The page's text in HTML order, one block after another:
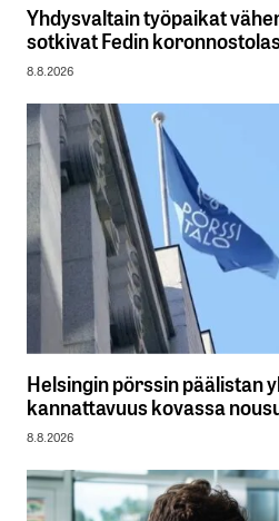
Yhdysvaltain työpaikat
sotkivat Fedin
8.8.2026
Helsingin pörssin päälistan
kannattavuus kovassa
8.8.2026